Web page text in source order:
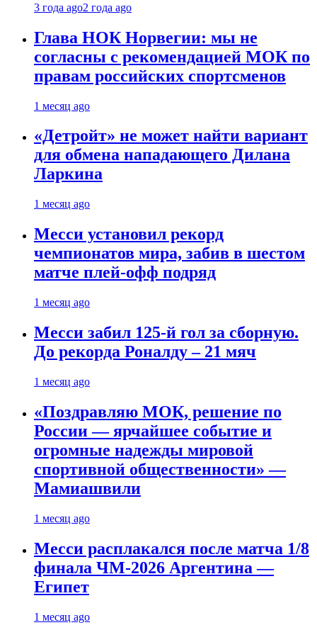
3 года ago2 года ago
Глава НОК Норвегии: мы не
согласны с рекомендацией МОК по
правам российских спортсменов
1 месяц ago
«Детройт» не может найти вариант
для обмена нападающего Дилана
Ларкина
1 месяц ago
Месси установил рекорд
чемпионатов мира, забив в шестом
матче плей‑офф подряд
1 месяц ago
Месси забил 125-й гол за сборную.
До рекорда Роналду – 21 мяч
1 месяц ago
«Поздравляю МОК, решение по
России — ярчайшее событие и
огромные надежды мировой
спортивной общественности» —
Мамиашвили
1 месяц ago
Месси расплакался после матча 1/8
финала ЧМ-2026 Аргентина —
Египет
1 месяц ago